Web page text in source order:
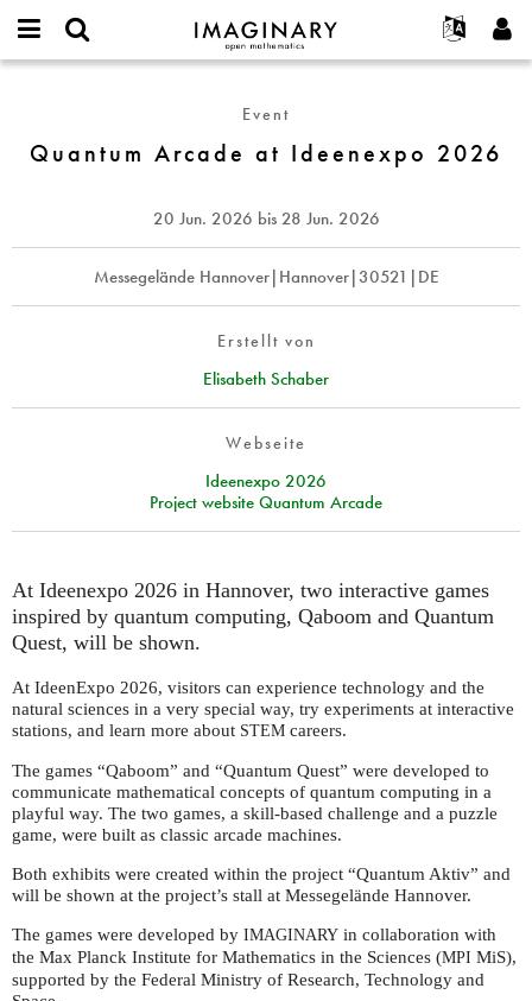
IMAGINARY
open
Français
Deutsch
Español
Türkçe
Programme
Galerien
Filme
Texte
Ausstellungen
Mehr...
Projekte
Mitmachen
username
Neues Benutzerkonto erstellen
Neues Passwort anfordern
at
Event
Quantum Arcade at Ideenexpo 2026
20 Jun. 2026 bis 28 Jun. 2026
Messegelände Hannover|Hannover|30521|DE
Erstellt von
Elisabeth Schaber
Webseite
Ideenexpo 2026
Project website Quantum Arcade
At Ideenexpo 2026 in Hannover, two interactive games
inspired by quantum computing, Qaboom and Quantum
Quest, will be shown.
At IdeenExpo 2026, visitors can experience technology and the
natural sciences in a very special way, try experiments at interactive
stations, and learn more about STEM careers.
The games “Qaboom” and “Quantum Quest” were developed to
communicate mathematical concepts of quantum computing in a
playful way. The two games, a skill-based challenge and a puzzle
game, were built as classic arcade machines.
Both exhibits were created within the project “Quantum Aktiv” and
will be shown at the project’s stall at Messegelände Hannover.
The games were developed by IMAGINARY in collaboration with
the Max Planck Institute for Mathematics in the Sciences (MPI MiS),
supported by the Federal Ministry of Research, Technology and